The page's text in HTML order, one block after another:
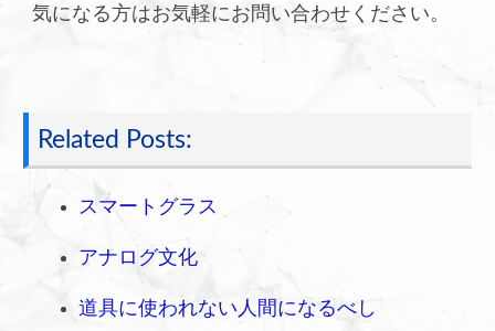
気になる方はお気軽にお問い合わせください。
Related Posts:
スマートグラス
アナログ文化
道具に使われない人間になるべし